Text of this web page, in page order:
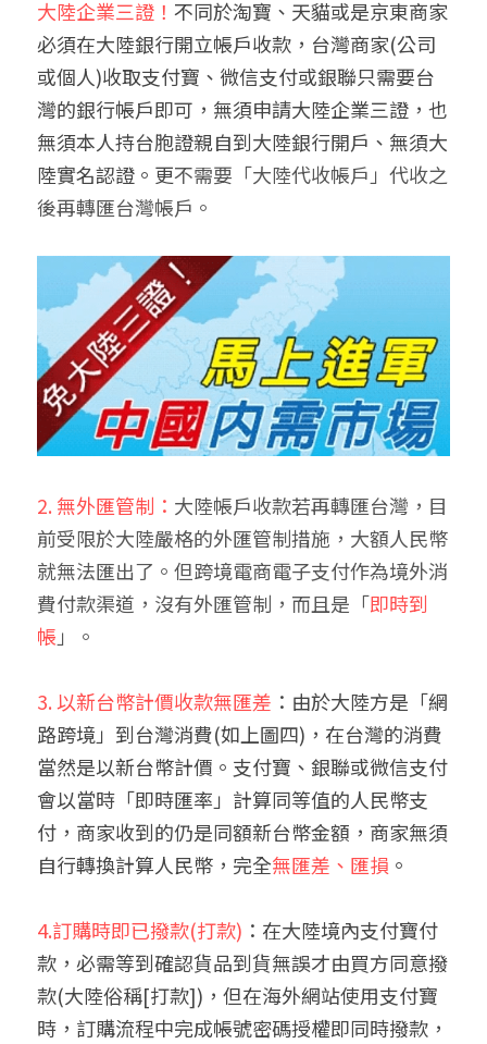
大陸企業三證！ 不同於淘寶、天貓或是京東商家
必須在大陸銀行開立帳戶收款，台灣商家(公司
或個人)收取支付寶、微信支付或銀聯只需要台
灣的銀行帳戶即可，無須申請大陸企業三證，也
無須本人持台胞證親自到大陸銀行開戶、無須大
陸實名認證。更不需要「大陸代收帳戶」代收之
後再轉匯台灣帳戶。
2. 無外匯管制： 大陸帳戶收款若再轉匯台灣，目
前受限於大陸嚴格的外匯管制措施，大額人民幣
就無法匯出了。但跨境電商電子支付作為境外消
費付款渠道，沒有外匯管制，而且是「即時到
帳 」。
3. 以新台幣計價收款無匯差 ：由於大陸方是「網
路跨境」到台灣消費(如上圖四)，在台灣的消費
當然是以新台幣計價。支付寶、銀聯或微信支付
會以當時「即時匯率」計算同等值的人民幣支
付，商家收到的仍是同額新台幣金額，商家無須
自行轉換計算人民幣，完全無匯差、匯損 。
4.訂購時即已撥款(打款) ：在大陸境內支付寶付
款，必需等到確認貨品到貨無誤才由買方同意撥
款(大陸俗稱[打款])，但在海外網站使用支付寶
時，訂購流程中完成帳號密碼授權即同時撥款，